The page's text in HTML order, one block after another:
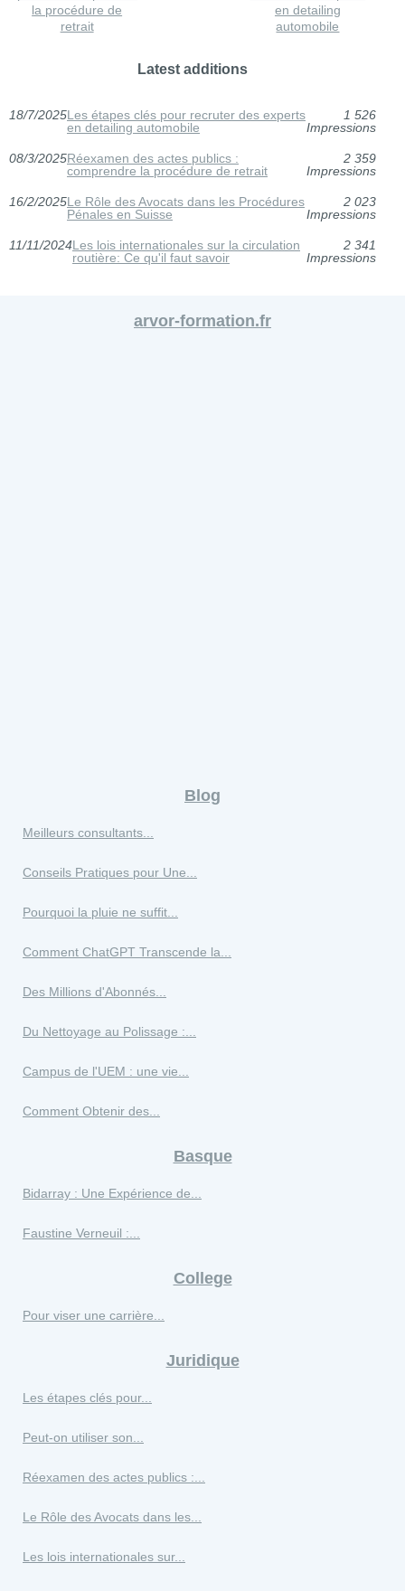
la procédure de
retrait
en detailing
automobile
Latest additions
18/7/2025Les étapes clés pour recruter des experts
en detailing automobile
1 526
Impressions
08/3/2025Réexamen des actes publics :
comprendre la procédure de retrait
2 359
Impressions
16/2/2025Le Rôle des Avocats dans les Procédures
Pénales en Suisse
2 023
Impressions
11/11/2024Les lois internationales sur la circulation
routière: Ce qu'il faut savoir
2 341
Impressions
arvor-formation.fr
Blog
Meilleurs consultants...
Conseils Pratiques pour Une...
Pourquoi la pluie ne suffit...
Comment ChatGPT Transcende la...
Des Millions d'Abonnés...
Du Nettoyage au Polissage :...
Campus de l'UEM : une vie...
Comment Obtenir des...
Basque
Bidarray : Une Expérience de...
Faustine Verneuil :...
College
Pour viser une carrière...
Juridique
Les étapes clés pour...
Peut-on utiliser son...
Réexamen des actes publics :...
Le Rôle des Avocats dans les...
Les lois internationales sur...